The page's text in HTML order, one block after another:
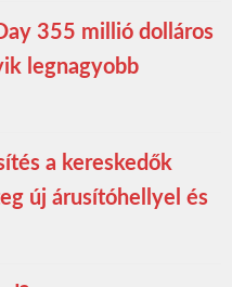
355 millió dolláros
legnagyobb
a kereskedők
új árusítóhellyel és